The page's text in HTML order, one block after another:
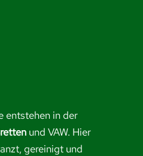
entstehen in der
und VAW. Hier
gereinigt und